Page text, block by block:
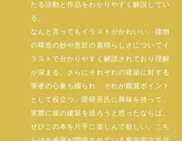
たる活動と作品をわかりやすく解説してい
る。
なんと言ってもイラストがかわいい。建物
の構造の妙や意匠の素晴らしさについてイ
ラストで分かりやすく解説されており理解
が深まる。さらにそれぞれの建築に対する
筆者の心象も綴られ、それが鑑賞ポイント
として役立つ。隈研吾氏に興味を持って、
実際に彼の建築を巡ろうと思ったならば、
ぜひこの本を片手に楽しんで欲しい。こち